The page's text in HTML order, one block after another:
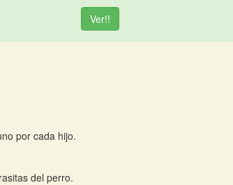
Ver!!
por cada hijo.
del perro.